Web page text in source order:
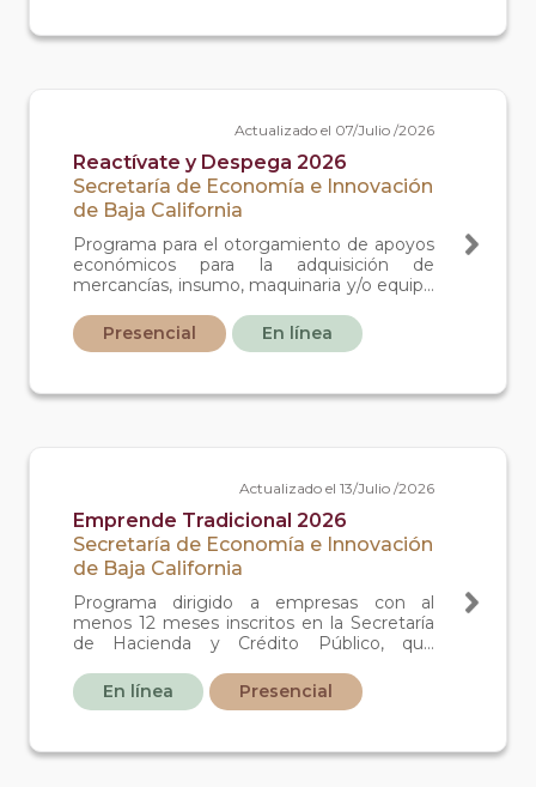
Actualizado el 07/Julio /2026
Reactívate y Despega 2026
Secretaría de Economía e Innovación
de Baja California
Programa para el otorgamiento de apoyos
económicos para la adquisición de
mercancías, insumo, maquinaria y/o equipo
cuentan con una actividad económica
formal ante el SAT.
Presencial En línea
Actualizado el 13/Julio /2026
Emprende Tradicional 2026
Secretaría de Economía e Innovación
de Baja California
Programa dirigido a empresas con al
menos 12 meses inscritos en la Secretaría
de Hacienda y Crédito Público, que
un proyecto con viabilidad técnica,
financiera y comercial para el crecimiento e
En línea Presencial